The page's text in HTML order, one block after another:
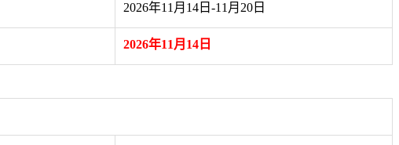
2026年11月14日-11月20日
2026年11月14日